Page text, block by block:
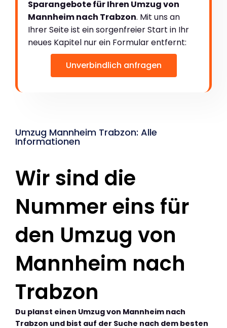
Sparangebote für Ihren Umzug von
Mannheim nach Trabzon. Mit uns an
Ihrer Seite ist ein sorgenfreier Start in Ihr
neues Kapitel nur ein Formular entfernt:
Unverbindlich anfragen
Umzug Mannheim Trabzon: Alle
Informationen
Wir sind die
Nummer eins für
den Umzug von
Mannheim nach
Trabzon
Du planst einen Umzug von Mannheim nach
Trabzon und bist auf der Suche nach dem besten